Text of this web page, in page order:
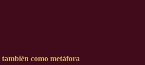
como metáfora